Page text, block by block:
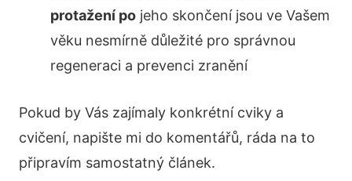
protažení po jeho skončení jsou ve Vašem
věku nesmírně důležité pro správnou
regeneraci a prevenci zranění
Pokud by Vás zajímaly konkrétní cviky a
cvičení, napište mi do komentářů, ráda na to
připravím samostatný článek.